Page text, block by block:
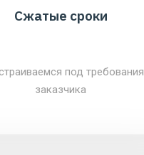
Сжатые сроки
под требования
заказчика